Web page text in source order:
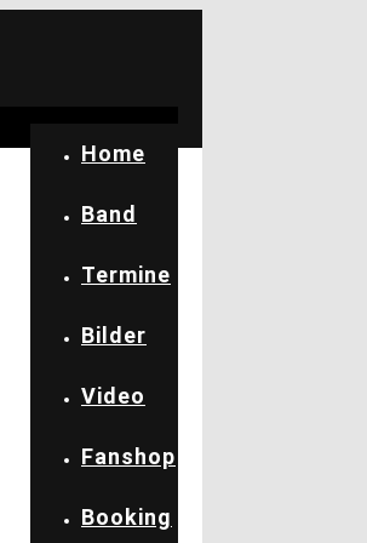
Home
Band
Termine
Bilder
Video
Fanshop
Booking